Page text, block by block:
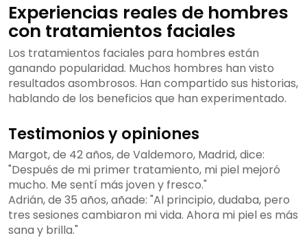
Experiencias reales de hombres
con tratamientos faciales
Los tratamientos faciales para hombres están
ganando popularidad. Muchos hombres han visto
resultados asombrosos. Han compartido sus historias,
hablando de los beneficios que han experimentado.
Testimonios y opiniones
Margot, de 42 años, de Valdemoro, Madrid, dice:
"Después de mi primer tratamiento, mi piel mejoró
mucho. Me sentí más joven y fresco."
Adrián, de 35 años, añade: "Al principio, dudaba, pero
tres sesiones cambiaron mi vida. Ahora mi piel es más
sana y brilla."